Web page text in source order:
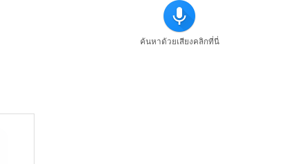
ค้นหาด้วยเสียงคลิกที่นี่